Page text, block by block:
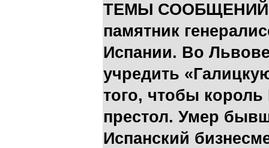
ТЕМЫ СООБЩЕНИЙ:
памятник
Испании. Во
учредить
того, чтобы король
престол. Умер
Испанский